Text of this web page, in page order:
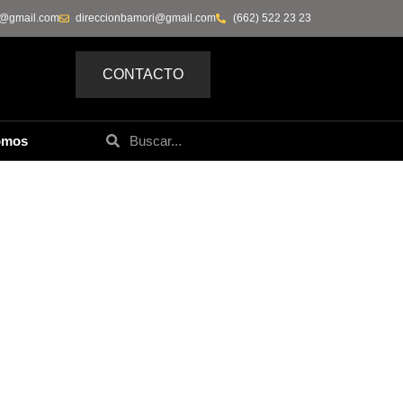
(662) 522 23 23
direccionbamori@gmail.com
CONTACTO